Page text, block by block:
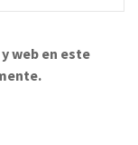
web en este